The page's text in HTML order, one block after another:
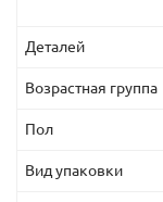
Деталей
Возрастная группа
Пол
Вид упаковки